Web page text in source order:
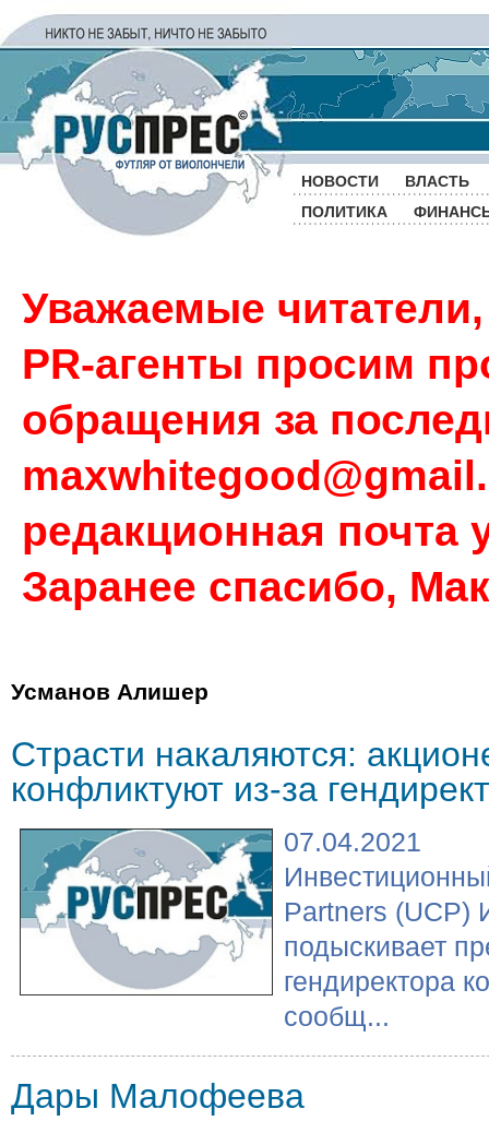
НОВОСТИ
ВЛАСТЬ
ПОЛИТИКА
Уважаемые
PR-агенты просим
обращения за
редакционная почта
Заранее спасибо,
Усманов Алишер
Страсти накаляются:
конфликтуют из-за
07.04.2021
Partners (UCP)
подыскивает
гендиректора
сообщ...
Дары Малофеева